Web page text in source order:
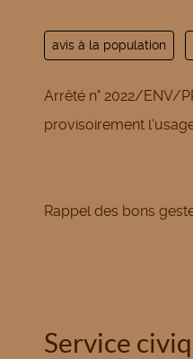
avis à la population
Arrêté n° 2022/ENV/
provisoirement l'usage
Rappel des bons
Service